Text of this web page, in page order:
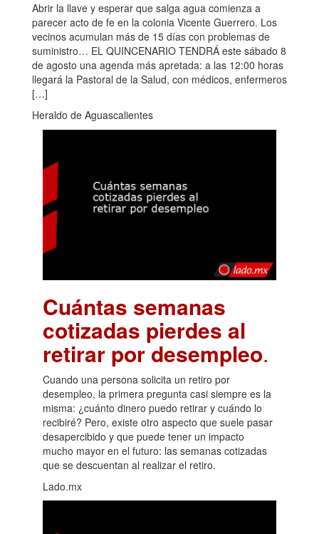
Abrir la llave y esperar que salga agua comienza a
parecer acto de fe en la colonia Vicente Guerrero. Los
vecinos acumulan más de 15 días con problemas de
suministro… EL QUINCENARIO TENDRÁ este sábado 8
de agosto una agenda más apretada: a las 12:00 horas
llegará la Pastoral de la Salud, con médicos, enfermeros
[…]
Heraldo de Aguascalientes
Cuántas semanas
cotizadas pierdes al
retirar por desempleo.
Cuando una persona solicita un retiro por
desempleo, la primera pregunta casi siempre es la
misma: ¿cuánto dinero puedo retirar y cuándo lo
recibiré? Pero, existe otro aspecto que suele pasar
desapercibido y que puede tener un impacto
mucho mayor en el futuro: las semanas cotizadas
que se descuentan al realizar el retiro.
Lado.mx